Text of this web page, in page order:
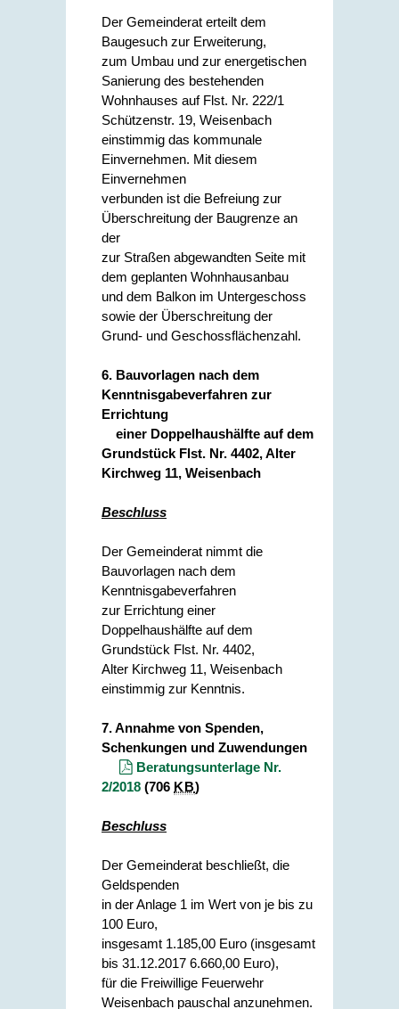
Der Gemeinderat erteilt dem
Baugesuch zur Erweiterung,
zum Umbau und zur energetischen
Sanierung des bestehenden
Wohnhauses auf Flst. Nr. 222/1
Schützenstr. 19, Weisenbach
einstimmig das kommunale
Einvernehmen. Mit diesem
Einvernehmen
verbunden ist die Befreiung zur
Überschreitung der Baugrenze an
der
zur Straßen abgewandten Seite mit
dem geplanten Wohnhausanbau
und dem Balkon im Untergeschoss
sowie der Überschreitung der
Grund- und Geschossflächenzahl.
6. Bauvorlagen nach dem
Kenntnisgabeverfahren zur
Errichtung
einer Doppelhaushälfte auf dem
Grundstück Flst. Nr. 4402, Alter
Kirchweg 11, Weisenbach
Beschluss
Der Gemeinderat nimmt die
Bauvorlagen nach dem
Kenntnisgabeverfahren
zur Errichtung einer
Doppelhaushälfte auf dem
Grundstück Flst. Nr. 4402,
Alter Kirchweg 11, Weisenbach
einstimmig zur Kenntnis.
7. Annahme von Spenden,
Schenkungen und Zuwendungen
Beratungsunterlage Nr.
2/2018 (706 KB)
Beschluss
Der Gemeinderat beschließt, die
Geldspenden
in der Anlage 1 im Wert von je bis zu
100 Euro,
insgesamt 1.185,00 Euro (insgesamt
bis 31.12.2017 6.660,00 Euro),
für die Freiwillige Feuerwehr
Weisenbach pauschal anzunehmen.